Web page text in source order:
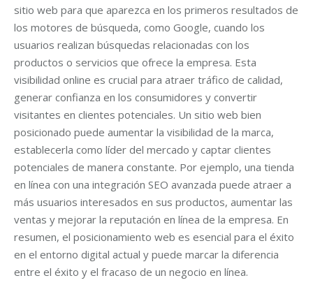
sitio web para que aparezca en los primeros resultados de
los motores de búsqueda, como Google, cuando los
usuarios realizan búsquedas relacionadas con los
productos o servicios que ofrece la empresa. Esta
visibilidad online es crucial para atraer tráfico de calidad,
generar confianza en los consumidores y convertir
visitantes en clientes potenciales. Un sitio web bien
posicionado puede aumentar la visibilidad de la marca,
establecerla como líder del mercado y captar clientes
potenciales de manera constante. Por ejemplo, una tienda
en línea con una integración SEO avanzada puede atraer a
más usuarios interesados en sus productos, aumentar las
ventas y mejorar la reputación en línea de la empresa. En
resumen, el posicionamiento web es esencial para el éxito
en el entorno digital actual y puede marcar la diferencia
entre el éxito y el fracaso de un negocio en línea.